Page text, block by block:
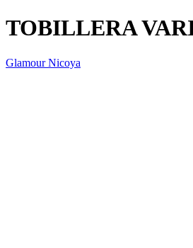
TOBILLERA
Glamour Nicoya